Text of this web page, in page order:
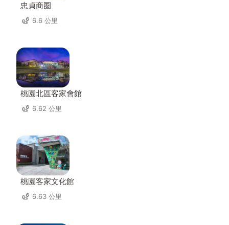
忠貞商圈
6.6 公里
桃園北區客家會館
6.62 公里
桃園客家文化館
6.63 公里